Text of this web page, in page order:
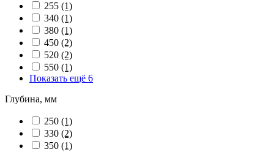
255 (1)
340 (1)
380 (1)
450 (2)
520 (2)
550 (1)
Показать ещё 6
Глубина, мм
250 (1)
330 (2)
350 (1)